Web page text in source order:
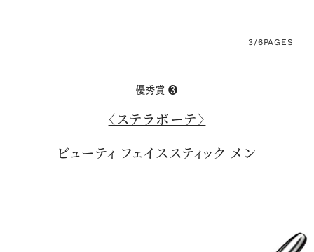
3/6PAGES
優秀賞 ❸
〈ステラボーテ〉
ビューティ フェイススティック メン